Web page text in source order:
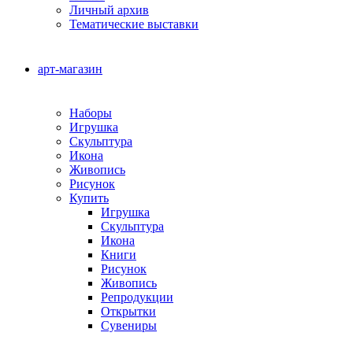
Личный архив
Тематические выставки
арт-магазин
Наборы
Игрушка
Скульптура
Икона
Живопись
Рисунок
Купить
Игрушка
Скульптура
Икона
Книги
Рисунок
Живопись
Репродукции
Открытки
Сувениры